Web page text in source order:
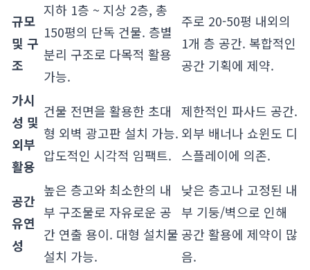
규모
및 구
조
지하 1층 ~ 지상 2층, 총
150평의 단독 건물. 층별
분리 구조로 다목적 활용
가능.
주로 20-50평 내외의
1개 층 공간. 복합적인
공간 기획에 제약.
가시
성 및
외부
활용
건물 전면을 활용한 초대
형 외벽 광고판 설치 가능.
압도적인 시각적 임팩트.
제한적인 파사드 공간.
외부 배너나 쇼윈도 디
스플레이에 의존.
공간
유연
성
높은 층고와 최소한의 내
부 구조물로 자유로운 공
간 연출 용이. 대형 설치물
설치 가능.
낮은 층고나 고정된 내
부 기둥/벽으로 인해
공간 활용에 제약이 많
음.